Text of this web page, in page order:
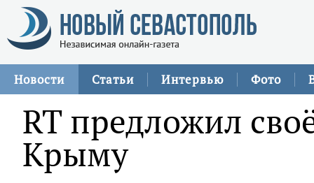
Новости Статьи Интервью Фото
RT предложил
Крыму